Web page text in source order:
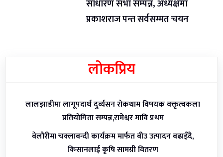
साधारण सभा सम्पन्न, अध्यक्षमा
प्रकाशराज पन्त सर्वसम्मत चयन
लोकप्रिय
लालझाडीमा लागूपदार्थ दुर्व्यसन रोकथाम विषयक वक्तृत्वकला
प्रतियोगिता सम्पन्न,रामेश्वर मावि प्रथम
बेलौरीमा चक्लाबन्दी कार्यक्रम मार्फत बीउ उत्पादन बढाइँदै,
किसानलाई कृषि सामग्री वितरण